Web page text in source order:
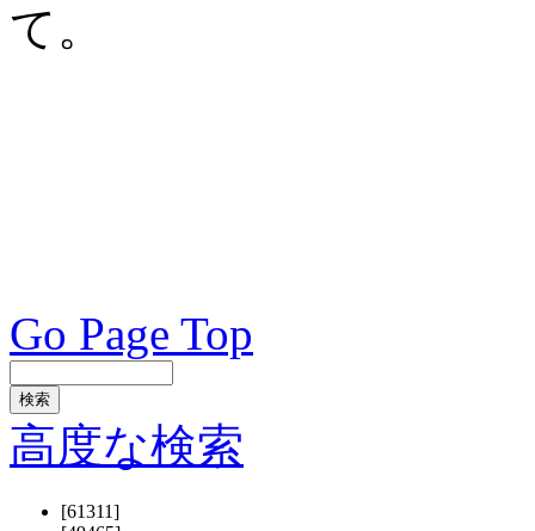
て。
Go Page Top
高度な検索
[61311]